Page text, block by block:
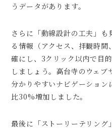
うデータがあります。
さらに「動線設計の工夫」
る情報（アクセス、拝観時
確にし、3クリック以内で目
しましょう。高台寺のウェブ
分かりやすいナビゲーショ
比30%増加しました。
最後に「ストーリーテリング